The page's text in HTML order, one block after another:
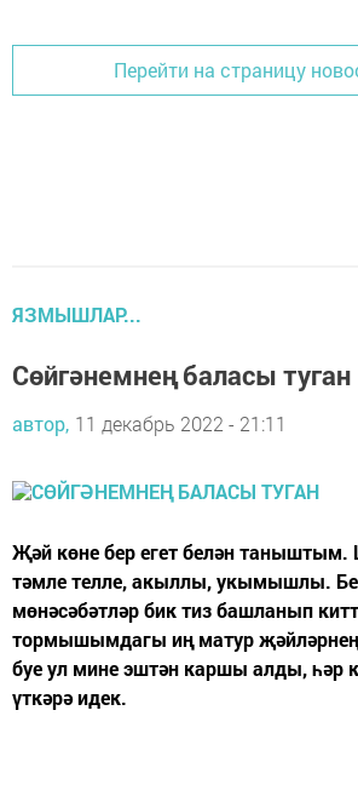
Перейти на страницу
ЯЗМЫШЛАР...
Сөйгәнемнең баласы туган
автор, 11 декабрь 2022 - 21:11
Җәй көне бер егет белән
тәмле телле, акыллы, укымышлы.
мөнәсәбәтләр бик тиз башланып
тормышымдагы иң матур
буе ул мине эштән каршы алды, һәр
үткәрә идек.